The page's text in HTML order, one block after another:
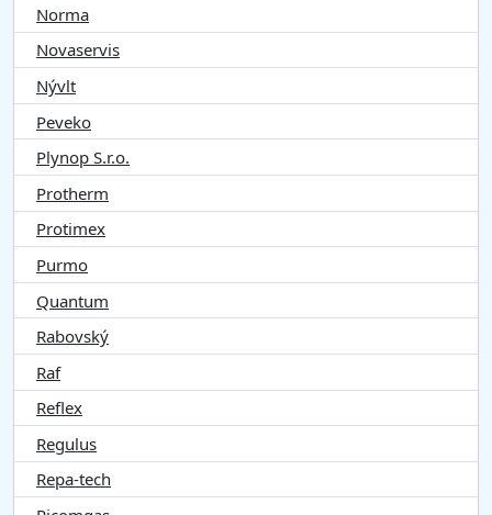
Norma
Novaservis
Nývlt
Peveko
Plynop S.r.o.
Protherm
Protimex
Purmo
Quantum
Rabovský
Raf
Reflex
Regulus
Repa-tech